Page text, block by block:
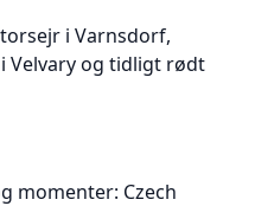
i Varnsdorf,
Velvary og tidligt rødt
momenter: Czech